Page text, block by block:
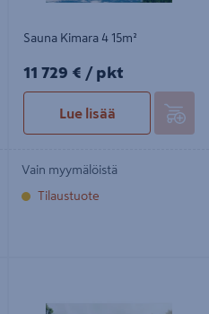
Sauna Kimara 4 15m²
11729€/pkt
11 729 € / pkt
Lue lisää
Vain myymälöistä
Tilaustuote